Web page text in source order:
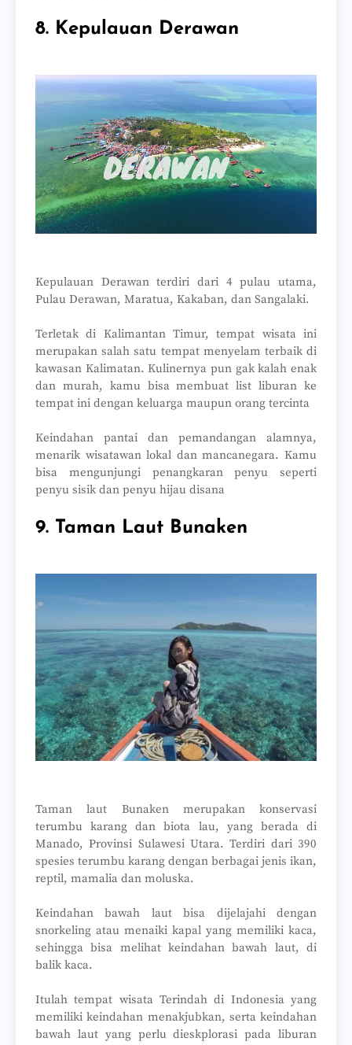
8. Kepulauan Derawan
Kepulauan Derawan terdiri dari 4 pulau utama,
Pulau Derawan, Maratua, Kakaban, dan Sangalaki.
Terletak di Kalimantan Timur, tempat wisata ini
merupakan salah satu tempat menyelam terbaik di
kawasan Kalimatan. Kulinernya pun gak kalah enak
dan murah, kamu bisa membuat list liburan ke
tempat ini dengan keluarga maupun orang tercinta
Keindahan pantai dan pemandangan alamnya,
menarik wisatawan lokal dan mancanegara. Kamu
bisa mengunjungi penangkaran penyu seperti
penyu sisik dan penyu hijau disana
9. Taman Laut Bunaken
Taman laut Bunaken merupakan konservasi
terumbu karang dan biota lau, yang berada di
Manado, Provinsi Sulawesi Utara. Terdiri dari 390
spesies terumbu karang dengan berbagai jenis ikan,
reptil, mamalia dan moluska.
Keindahan bawah laut bisa dijelajahi dengan
snorkeling atau menaiki kapal yang memiliki kaca,
sehingga bisa melihat keindahan bawah laut, di
balik kaca.
Itulah tempat wisata Terindah di Indonesia yang
memiliki keindahan menakjubkan, serta keindahan
bawah laut yang perlu dieskplorasi pada liburan